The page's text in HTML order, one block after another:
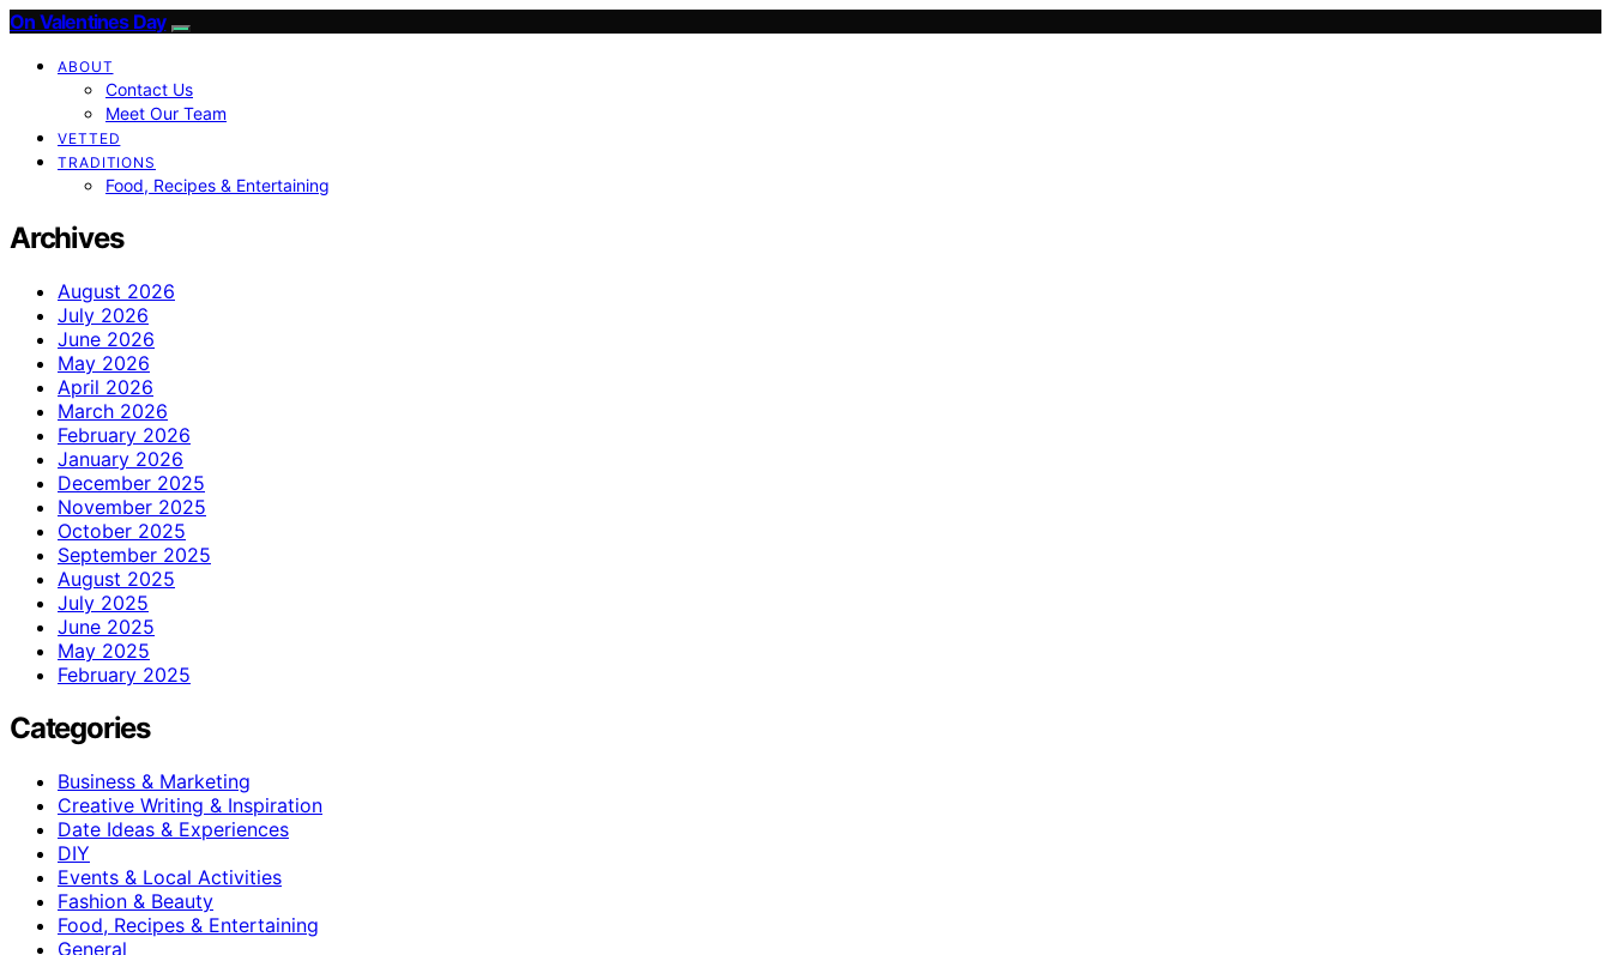
On Valentines Day
ABOUT
Contact Us
Meet Our Team
VETTED
TRADITIONS
Food, Recipes & Entertaining
Archives
August 2026
July 2026
June 2026
May 2026
April 2026
March 2026
February 2026
January 2026
December 2025
November 2025
October 2025
September 2025
August 2025
July 2025
June 2025
May 2025
February 2025
Categories
Business & Marketing
Creative Writing & Inspiration
Date Ideas & Experiences
DIY
Events & Local Activities
Fashion & Beauty
Food, Recipes & Entertaining
General